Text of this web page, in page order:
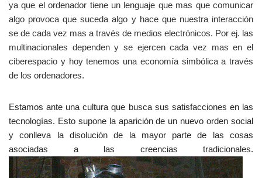
ya que el ordenador tiene un lenguaje que mas que comunicar
algo provoca que suceda algo y hace que nuestra interacción
se de cada vez mas a través de medios electrónicos. Por ej. las
multinacionales dependen y se ejercen cada vez mas en el
ciberespacio y hoy tenemos una economía simbólica a través
de los ordenadores.
Estamos ante una cultura que busca sus satisfacciones en las
tecnologías. Esto supone la aparición de un nuevo orden social
y conlleva la disolución de la mayor parte de las cosas
asociadas a las creencias tradicionales.